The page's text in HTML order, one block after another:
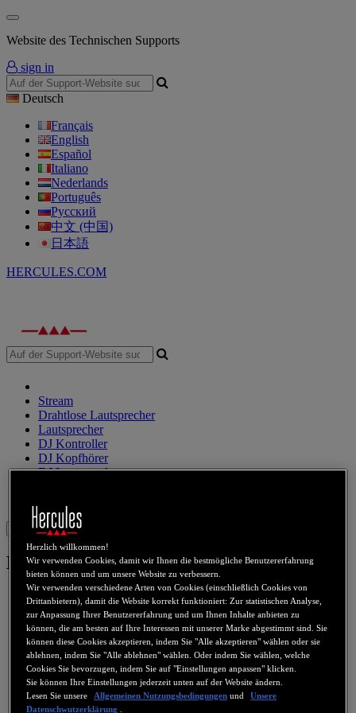
Website des Technischen Supports
sign in
Deutsch
Français
English
Español
Italiano
Nederlands
Português
Русский
中文 (中国)
日本語
HERCULES.COM
Stream
Drahtlose Lautsprecher
Lautsprecher
DJ Kontroller
DJ Kopfhörer
DJ Lautsprecher
Muse 5.1 DVD
Herzlich willkommen!
Wir verwenden Cookies, damit wir Ihnen die bestmögliche Benutzererfahrung
bieten können und um unsere Website zu verbessern.
Wir verwenden verschiedene Arten von Cookies (einschließlich Cookies von
Drittanbietern), damit die Website korrekt funktioniert: Zur statistischen Analyse,
zur Anpassung Ihrer Benutzererfahrung und um Ihnen Inhalte anbieten zu
können, die am besten auf Ihre Interessen mit unserer Marke abgestimmt sind. Sie
können diese Cookies akzeptieren, indem Sie "Alle akzeptieren" wählen oder sie
ablehnen, indem Sie "Alle ablehnen" wählen. Oder indem Sie wählen, welche
Cookies Sie bevorzugen, indem Sie auf "Einstellungen anpassen" klicken.
Sie können Ihre Einstellungen jederzeit unten auf der Website ändern.
Lesen Sie unsere
Allgemeinen Nutzungsbedingungen und
Unsere
Datenschwutzerklärung .